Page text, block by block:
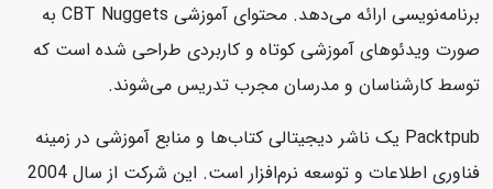
برنامه‌نویسی ارائه می‌دهد. محتوای آموزشی CBT Nuggets به
صورت ویدئوهای آموزشی کوتاه و کاربردی طراحی شده است که
توسط کارشناسان و مدرسان مجرب تدریس می‌شوند.
Packtpub یک ناشر دیجیتالی کتاب‌ها و منابع آموزشی در زمینه
فناوری اطلاعات و توسعه نرم‌افزار است. این شرکت از سال 2004